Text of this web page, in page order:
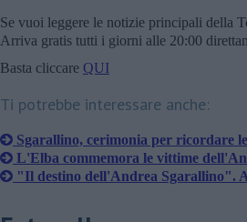
Se vuoi leggere le notizie principali della
Arriva gratis tutti i giorni alle 20:00
Basta cliccare QUI
Ti potrebbe interessare anche:
Sgarallino, cerimonia per ricordare
L'Elba commemora le vittime
"Il destino dell'Andrea Sgarallino".